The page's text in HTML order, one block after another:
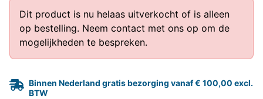
Dit product is nu helaas uitverkocht of is alleen
op bestelling. Neem contact met ons op om de
mogelijkheden te bespreken.
Binnen Nederland gratis bezorging vanaf € 100,00 excl.
BTW